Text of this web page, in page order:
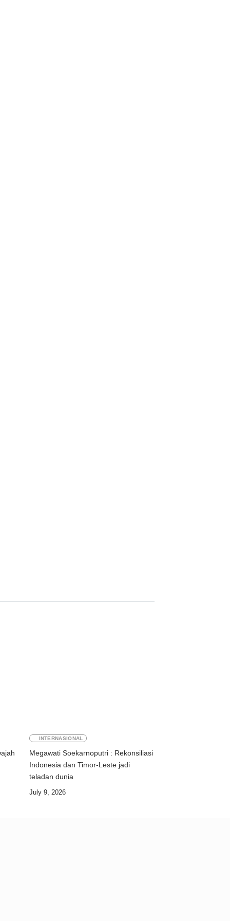
INTERNASIONAL
Megawati Soekarnoputri : Rekonsiliasi
Indonesia dan Timor-Leste jadi
teladan dunia
July 9, 2026